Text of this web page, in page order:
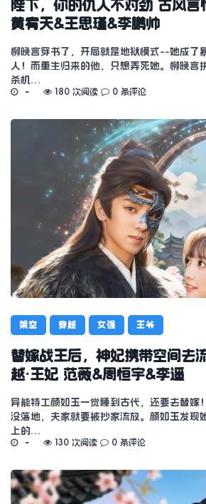
陛下，你的仇人不对劲 古风言
黄宥天&王思瑾&李鹏帅
柳晚言穿书了，开局就是地狱模式--她成了
人！而重生归来的他，只想弄死她。柳晚言
杀机…
180 次阅读 0 条评论
架空 穿越 女强 王爷
替嫁战王后，神妃携带空间去
越·王妃 范薇&周恒宇&李遥
异能特工颜如玉一觉睡到古代，还要去替嫁
没落地，夫家就要被抄家流放。颜如玉发现
上的…
130 次阅读 0 条评论